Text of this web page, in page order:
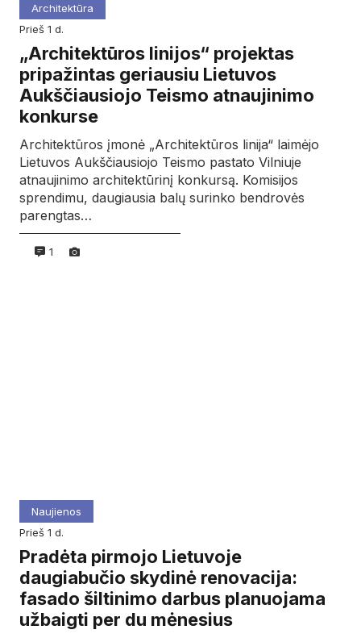
Architektūra
prieš 1 d.
„Architektūros linijos“ projektas
pripažintas geriausiu Lietuvos
Aukščiausiojo Teismo atnaujinimo
konkurse
Architektūros įmonė „Architektūros linija“ laimėjo
Lietuvos Aukščiausiojo Teismo pastato Vilniuje
atnaujinimo architektūrinį konkursą. Komisijos
sprendimu, daugiausia balų surinko bendrovės
parengtas…
1
Naujienos
prieš 1 d.
Pradėta pirmojo Lietuvoje
daugiabučio skydinė renovacija:
fasado šiltinimo darbus planuojama
užbaigti per du mėnesius